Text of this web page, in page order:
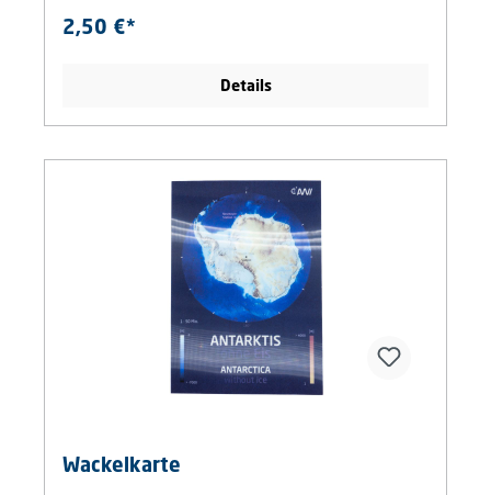
2,50 €*
Details
Wackelkarte